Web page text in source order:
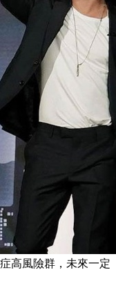
高風險群，未來一定